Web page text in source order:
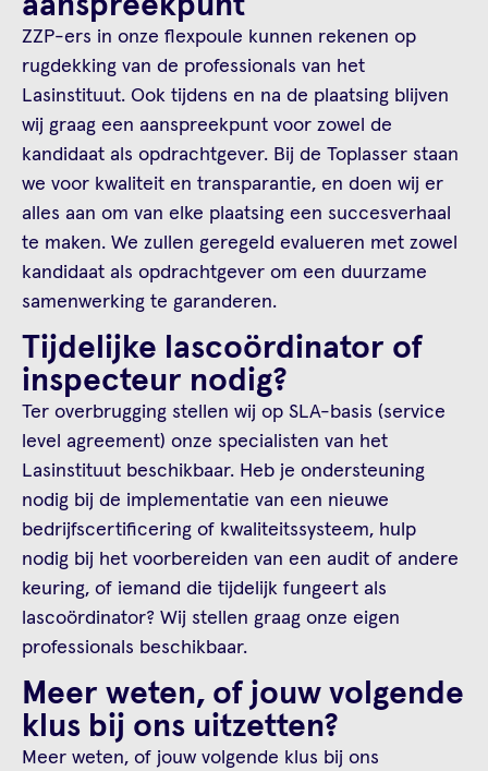
ZZP-ers in onze flexpoule kunnen rekenen op
rugdekking van de professionals van het
Lasinstituut. Ook tijdens en na de plaatsing blijven
wij graag een aanspreekpunt voor zowel de
kandidaat als opdrachtgever. Bij de Toplasser staan
we voor kwaliteit en transparantie, en doen wij er
alles aan om van elke plaatsing een succesverhaal
te maken. We zullen geregeld evalueren met zowel
kandidaat als opdrachtgever om een duurzame
samenwerking te garanderen.
Tijdelijke lascoördinator of
inspecteur nodig?
Ter overbrugging stellen wij op SLA-basis (service
level agreement) onze specialisten van het
Lasinstituut beschikbaar. Heb je ondersteuning
nodig bij de implementatie van een nieuwe
bedrijfscertificering of kwaliteitssysteem, hulp
nodig bij het voorbereiden van een audit of andere
keuring, of iemand die tijdelijk fungeert als
lascoördinator? Wij stellen graag onze eigen
professionals beschikbaar.
Meer weten, of jouw volgende
klus bij ons uitzetten?
Meer weten, of jouw volgende klus bij ons